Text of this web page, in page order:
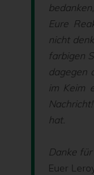
Eure
nicht
farbigen
dagegen
im Keim
hat.
Danke
Euer